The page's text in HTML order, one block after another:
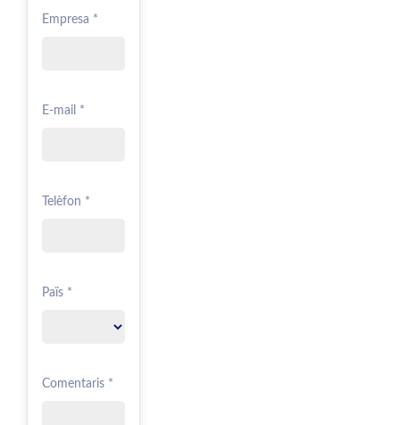
Empresa *
E-mail *
Telèfon *
Païs *
Comentaris *